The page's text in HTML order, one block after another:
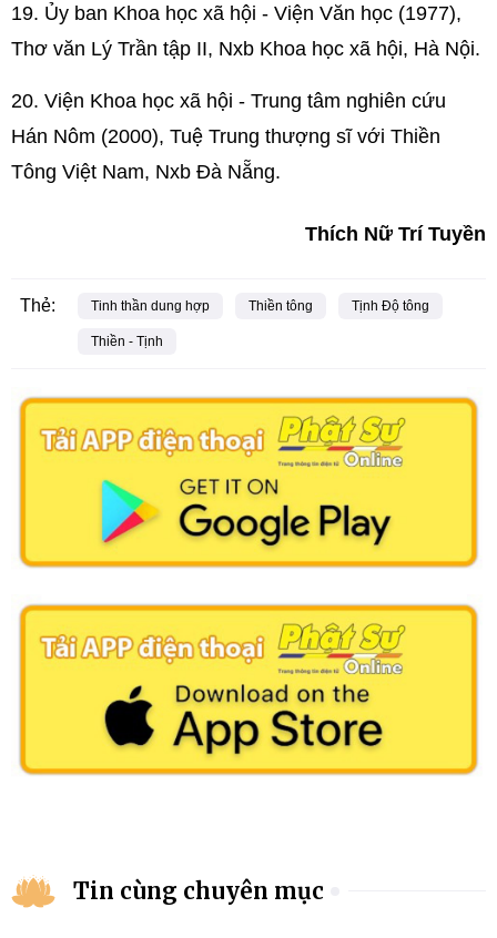
19. Ủy ban Khoa học xã hội - Viện Văn học (1977),
Thơ văn Lý Trần tập II, Nxb Khoa học xã hội, Hà Nội.
20. Viện Khoa học xã hội - Trung tâm nghiên cứu
Hán Nôm (2000), Tuệ Trung thượng sĩ với Thiền
Tông Việt Nam, Nxb Đà Nẵng.
Thích Nữ Trí Tuyền
Thẻ: Tinh thần dung hợp Thiền tông Tịnh Độ tông
Thiền - Tịnh
Tin cùng chuyên mục